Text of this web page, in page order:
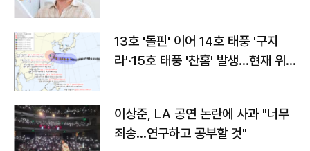
13호 '돌핀' 이어 14호 태풍 '구지
라'·15호 태풍 '찬홈' 발생…현재 위
이상준, LA 공연 논란에 사과 "너무
죄송…연구하고 공부할 것"